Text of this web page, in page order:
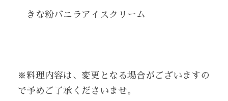
きな粉バニラアイスクリーム
※料理内容は、変更となる場合がございますの
で予めご了承くださいませ。